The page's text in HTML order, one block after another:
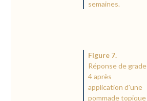
semaines.
Figure 7.
Réponse de grade
4 après
application d'une
pommade topique